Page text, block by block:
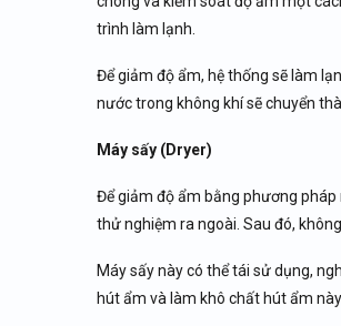
trình làm lạnh.
Để giảm độ ẩm, hệ thống sẽ làm
nước trong không khí sẽ chuyển
Máy sấy (Dryer)
Để giảm độ ẩm bằng phương
thử nghiệm ra ngoài. Sau đó,
Máy sấy này có thể tái sử dụng,
hút ẩm và làm khô chất hút ẩm